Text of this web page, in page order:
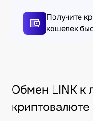
Получите
кошелек
Обмен LINK к
криптовалюте